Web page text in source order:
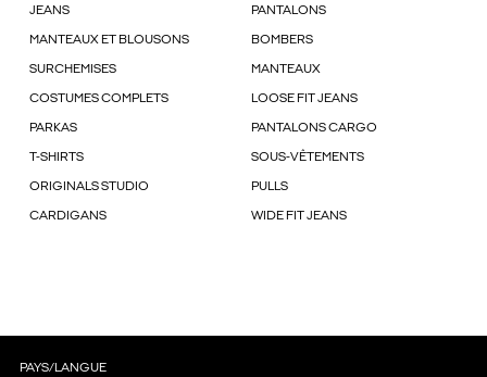
JEANS PANTALONS
MANTEAUX ET BLOUSONS BOMBERS
SURCHEMISES MANTEAUX
COSTUMES COMPLETS LOOSE FIT JEANS
PARKAS PANTALONS CARGO
T-SHIRTS SOUS-VÊTEMENTS
ORIGINALS STUDIO PULLS
CARDIGANS WIDE FIT JEANS
PAYS/LANGUE